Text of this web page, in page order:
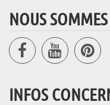
NOUS
INFOS